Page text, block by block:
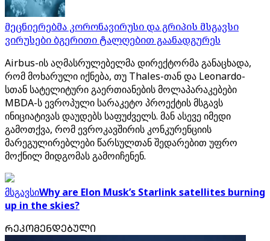
მეცნიერებმა კორონავირუსი და გრიპის მსგავსი
ვირუსები ბგერითი ტალღებით გაანადგურეს
Airbus-ის აღმასრულებელმა დირექტორმა განაცხადა,
რომ მოხარული იქნება, თუ Thales-თან და Leonardo-
სთან სატელიტური გაერთიანების მოლაპარაკებები
MBDA-ს ევროპული სარაკეტო პროექტის მსგავს
ინიციატივას დაუდებს საფუძველს. მან ასევე იმედი
გამოთქვა, რომ ევროკავშირის კონკურენციის
მარეგულირებლები წარსულთან შედარებით უფრო
მოქნილ მიდგომას გამოიჩენენ.
მსგავსიWhy are Elon Musk’s Starlink satellites burning
up in the skies?
ᲠᲔᲙᲝᲛᲔᲜᲓᲔᲑᲣᲚᲘ